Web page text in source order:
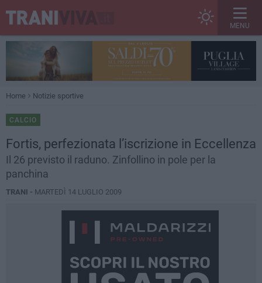
MENU
Home Notizie sportive
CALCIO
Fortis, perfezionata l’iscrizione in Eccellenza
Il 26 previsto il raduno. Zinfollino in pole per la
panchina
TRANI - MARTEDÌ 14 LUGLIO 2009